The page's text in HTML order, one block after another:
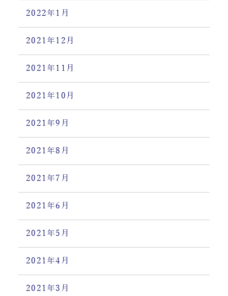
2022年1月
2021年12月
2021年11月
2021年10月
2021年9月
2021年8月
2021年7月
2021年6月
2021年5月
2021年4月
2021年3月